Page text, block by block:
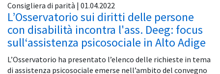
Consigliera di parità | 01.04.2022
L’Osservatorio sui diritti delle persone
con disabilità incontra l'ass. Deeg: focus
sull‘assistenza psicosociale in Alto Adige
L’Osservatorio ha presentato l’elenco delle richieste in tema
di assistenza psicosociale emerse nell’ambito del convegno